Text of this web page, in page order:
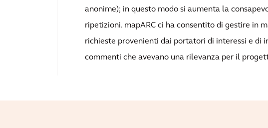
anonime); in questo modo si aumenta la
ripetizioni. mapARC ci ha consentito di gestire in
richieste provenienti dai portatori di interessi e di
commenti che avevano una rilevanza per il